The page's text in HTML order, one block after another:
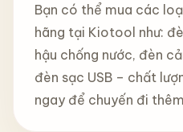
Bạn có thể mua các
hãng tại Kiotool như:
hậu chống nước, đèn
đèn sạc USB – chất
ngay để chuyến đi